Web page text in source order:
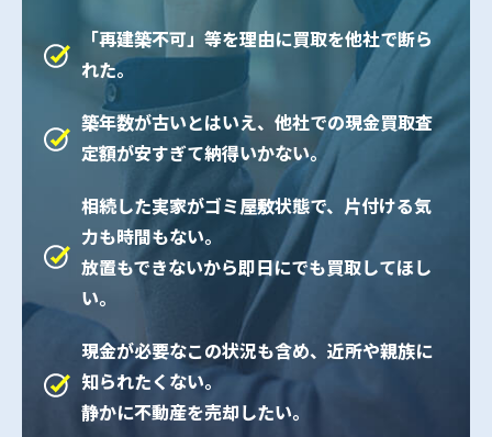
「再建築不可」等を理由に買取を他社で断ら
れた。
築年数が古いとはいえ、他社での現金買取査
定額が安すぎて納得いかない。
相続した実家がゴミ屋敷状態で、片付ける気
力も時間もない。
放置もできないから即日にでも買取してほし
い。
現金が必要なこの状況も含め、近所や親族に
知られたくない。
静かに不動産を売却したい。